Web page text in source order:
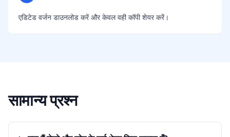
एडिटेड वर्जन डाउनलोड करें और केवल वही कॉपी शेयर करें।
सामान्य प्रश्न